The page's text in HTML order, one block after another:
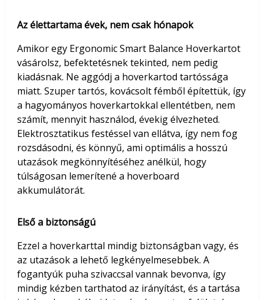
Az élettartama évek, nem csak hónapok
Amikor egy Ergonomic Smart Balance Hoverkartot
vásárolsz, befektetésnek tekinted, nem pedig
kiadásnak. Ne aggódj a hoverkartod tartóssága
miatt. Szuper tartós, kovácsolt fémből építettük, így
a hagyományos hoverkartokkal ellentétben, nem
számít, mennyit használod, évekig élvezheted.
Elektrosztatikus festéssel van ellátva, így nem fog
rozsdásodni, és könnyű, ami optimális a hosszú
utazások megkönnyítéséhez anélkül, hogy
túlságosan lemerítené a hoverboard
akkumulátorát.
Első a biztonságú
Ezzel a hoverkarttal mindig biztonságban vagy, és
az utazások a lehető legkényelmesebbek. A
fogantyúk puha szivaccsal vannak bevonva, így
mindig kézben tarthatod az irányítást, és a tartása